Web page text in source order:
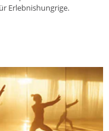
Erlebnishungrige.